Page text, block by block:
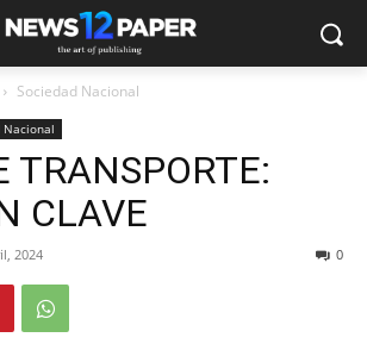
Sociedad Nacional
Nacional
TRANSPORTE:
CLAVE
2024 0